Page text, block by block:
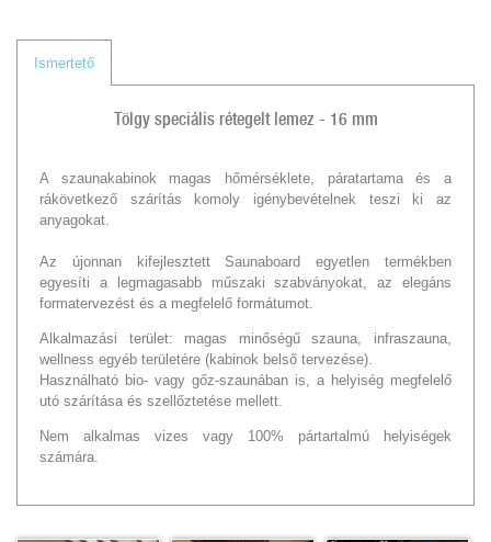
Ismertető
Tölgy speciális rétegelt lemez - 16 mm
A szaunakabinok magas hőmérséklete, páratartama és a
rákövetkező szárítás komoly igénybevételnek teszi ki az
anyagokat.
Az újonnan kifejlesztett Saunaboard egyetlen termékben
egyesíti a legmagasabb műszaki szabványokat, az elegáns
formatervezést és a megfelelő formátumot.
Alkalmazási terület: magas minőségű szauna, infraszauna,
wellness egyéb területére (kabinok belső tervezése).
Használható bio- vagy gőz-szaunában is, a helyiség megfelelő
utó szárítása és szellőztetése mellett.
Nem alkalmas vizes vagy 100% pártartalmú helyiségek
számára.